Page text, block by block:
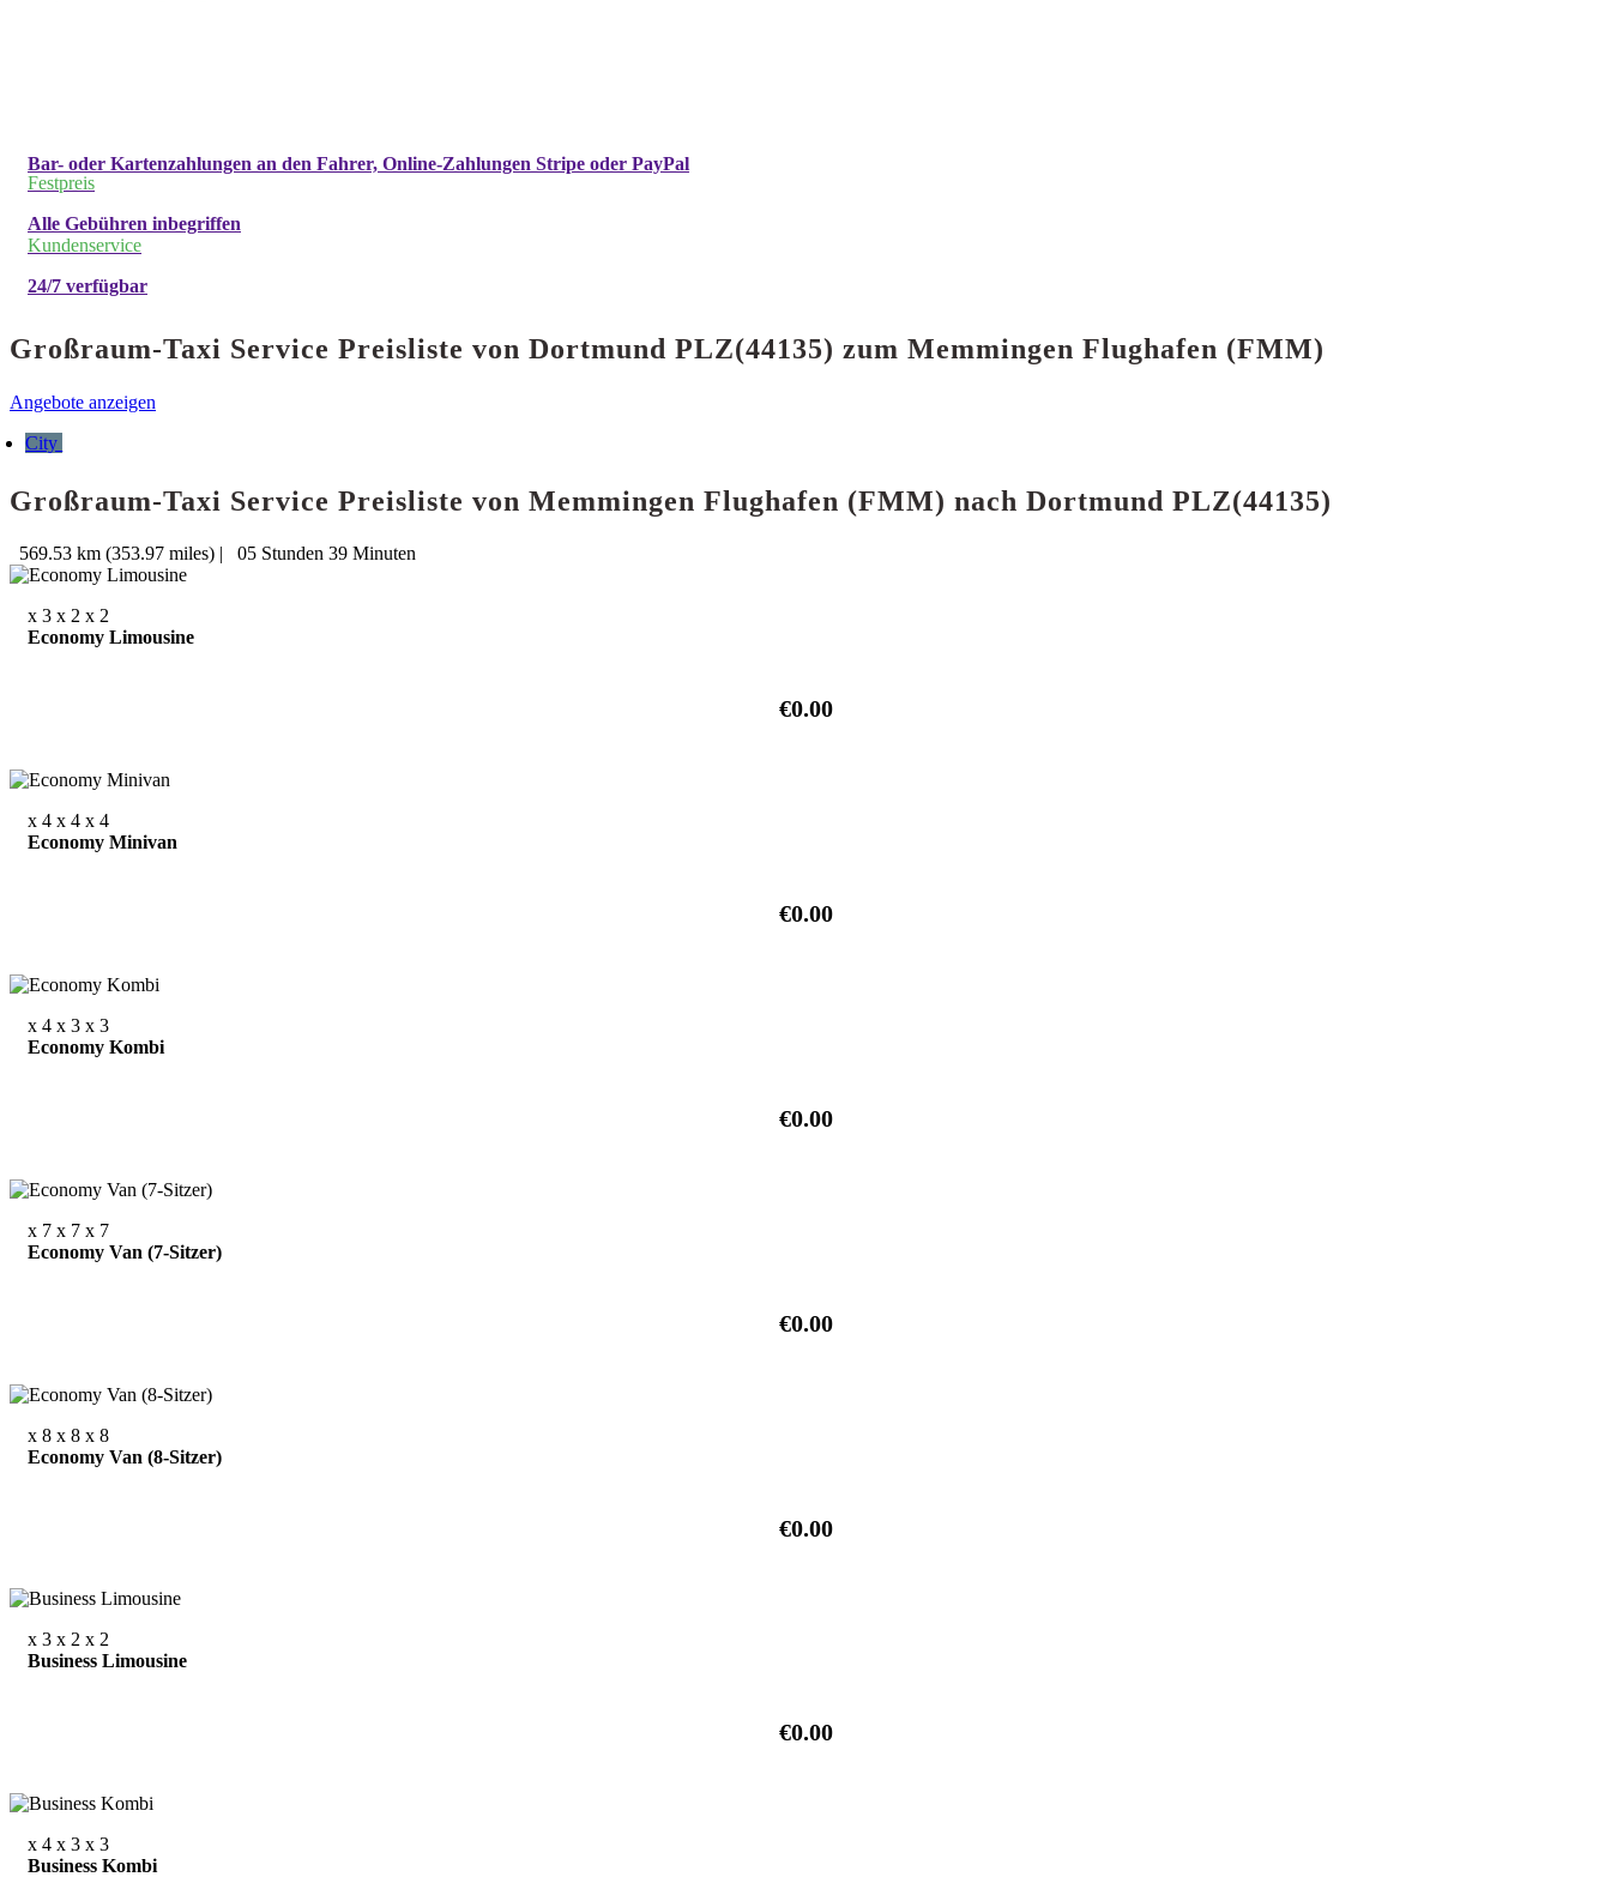
Bar- oder Kartenzahlungen an den Fahrer, Online-Zahlungen Stripe oder PayPal
Festpreis
Alle Gebühren inbegriffen
Kundenservice
24/7 verfügbar
Großraum-Taxi Service Preisliste von Dortmund PLZ(44135) zum Memmingen Flughafen (FMM)
Angebote anzeigen
City
Großraum-Taxi Service Preisliste von Memmingen Flughafen (FMM) nach Dortmund PLZ(44135)
569.53 km (353.97 miles) | 05 Stunden 39 Minuten
x 3 x 2 x 2
Economy Limousine
€0.00
x 4 x 4 x 4
Economy Minivan
€0.00
x 4 x 3 x 3
Economy Kombi
€0.00
x 7 x 7 x 7
Economy Van (7-Sitzer)
€0.00
x 8 x 8 x 8
Economy Van (8-Sitzer)
€0.00
x 3 x 2 x 2
Business Limousine
€0.00
x 4 x 3 x 3
Business Kombi